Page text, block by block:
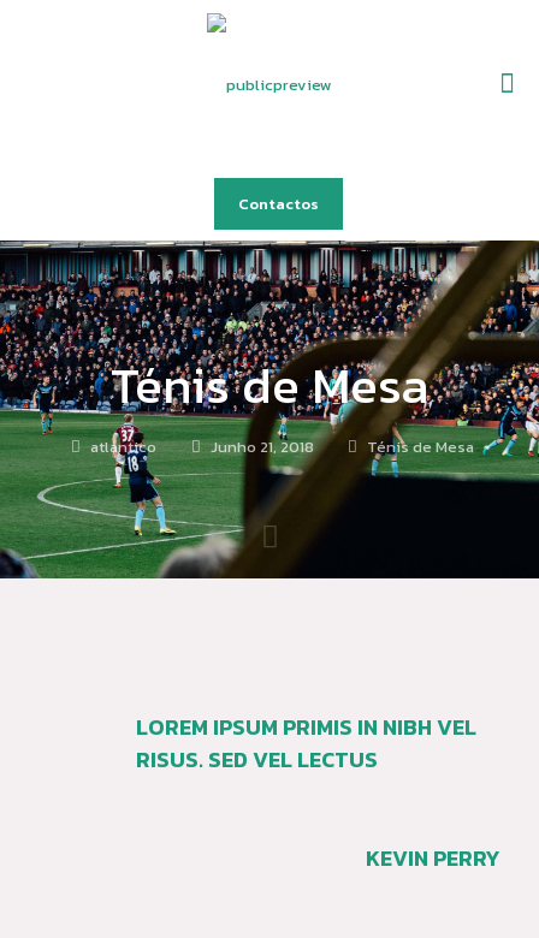
Contactos
Ténis de Mesa
atlantico Junho 21, 2018 Ténis de Mesa
LOREM IPSUM PRIMIS IN NIBH VEL
RISUS. SED VEL LECTUS
KEVIN PERRY